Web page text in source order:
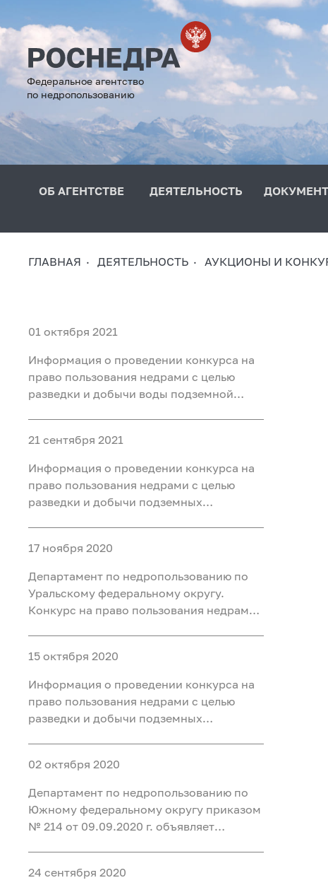
Федеральное агентство
по недропользованию
ОБ АГЕНТСТВЕ ДЕЯТЕЛЬНОСТЬ
ГЛАВНАЯ ДЕЯТЕЛЬНОСТЬ АУКЦИОНЫ И
01 октября 2021
Информация о проведении конкурса на
право пользования недрами с целью
разведки и добычи воды подземной
минеральных вод, расположенном на
территории Кызылского района
Республики Тыва
21 сентября 2021
Информация о проведении конкурса на
право пользования недрами с целью
разведки и добычи подземных
Новодеревенский месторождения
Новодеревенское, расположенного на
территории Омутинского района
Тюменско
17 ноября 2020
Департамент по недропользованию по
Уральскому федеральному округу.
Конкурс на право пользования недрами
бальнеоприменения на участке недр
Месторождение Восточно-Пышминское
в Тюменском районе Тюменско
15 октября 2020
Информация о проведении конкурса на
право пользования недрами с целью
разведки и добычи подземных
Омске
02 октября 2020
Департамент по недропользованию по
Южному федеральному округу приказом
№ 214 от 09.09.2020 г. объявляет
разведки и добычи подземных
24 сентября 2020